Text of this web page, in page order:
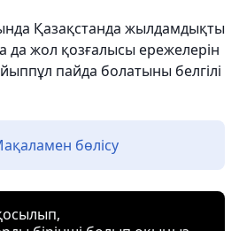
Қазақстанда жылдамдықты
да жол қозғалысы ережелерін
пайда болатыны белгілі
бөлісу